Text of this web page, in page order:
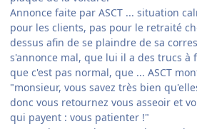
Annonce faite par ASCT ... situation
pour les clients, pas pour le retraité
dessus afin de se plaindre de sa
s'annonce mal, que lui il a des trucs à
que c'est pas normal, que ... ASCT
"monsieur, vous savez très bien
donc vous retournez vous asseoir et
qui payent : vous patienter !"